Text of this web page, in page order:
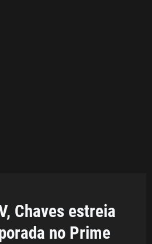
Chaves estreia
no Prime